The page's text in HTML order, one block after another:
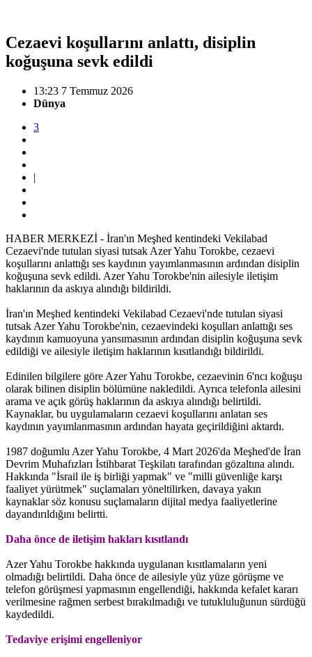
Cezaevi koşullarını anlattı, disiplin
koğuşuna sevk edildi
13:23 7 Temmuz 2026
Dünya
3
|
HABER MERKEZİ - İran'ın Meşhed kentindeki Vekilabad
Cezaevi'nde tutulan siyasi tutsak Azer Yahu Torokbe, cezaevi
koşullarını anlattığı ses kaydının yayımlanmasının ardından disiplin
koğuşuna sevk edildi. Azer Yahu Torokbe'nin ailesiyle iletişim
haklarının da askıya alındığı bildirildi.
İran'ın Meşhed kentindeki Vekilabad Cezaevi'nde tutulan siyasi
tutsak Azer Yahu Torokbe'nin, cezaevindeki koşulları anlattığı ses
kaydının kamuoyuna yansımasının ardından disiplin koğuşuna sevk
edildiği ve ailesiyle iletişim haklarının kısıtlandığı bildirildi.
Edinilen bilgilere göre Azer Yahu Torokbe, cezaevinin 6'ncı koğuşu
olarak bilinen disiplin bölümüne nakledildi. Ayrıca telefonla ailesini
arama ve açık görüş haklarının da askıya alındığı belirtildi.
Kaynaklar, bu uygulamaların cezaevi koşullarını anlatan ses
kaydının yayımlanmasının ardından hayata geçirildiğini aktardı.
1987 doğumlu Azer Yahu Torokbe, 4 Mart 2026'da Meşhed'de İran
Devrim Muhafızları İstihbarat Teşkilatı tarafından gözaltına alındı.
Hakkında "İsrail ile iş birliği yapmak" ve "milli güvenliğe karşı
faaliyet yürütmek" suçlamaları yöneltilirken, davaya yakın
kaynaklar söz konusu suçlamaların dijital medya faaliyetlerine
dayandırıldığını belirtti.
Daha önce de iletişim hakları kısıtlandı
Azer Yahu Torokbe hakkında uygulanan kısıtlamaların yeni
olmadığı belirtildi. Daha önce de ailesiyle yüz yüze görüşme ve
telefon görüşmesi yapmasının engellendiği, hakkında kefalet kararı
verilmesine rağmen serbest bırakılmadığı ve tutukluluğunun sürdüğü
kaydedildi.
Tedaviye erişimi engelleniyor